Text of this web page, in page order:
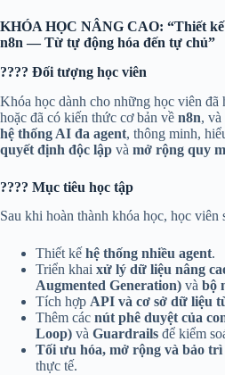
KHÓA HỌC NÂNG CAO: “Thiết
n8n — Từ tự động hóa đến tự chủ”
???? Đối tượng học viên
Khóa học dành cho những học viên đã
hoặc đã có kiến thức cơ bản về n8n, và
hệ thống AI đa agent, thông minh,
quyết định độc lập và mở rộng quy
???? Mục tiêu học tập
Sau khi hoàn thành khóa học, học viên
Thiết kế hệ thống nhiều agent.
Triển khai xử lý dữ liệu nâng
Augmented Generation) và bộ
Tích hợp API và cơ sở dữ liệu
Thêm các nút phê duyệt của
Loop) và Guardrails để kiểm
Tối ưu hóa, mở rộng và bảo trì
thực tế.